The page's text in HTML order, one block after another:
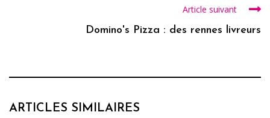
Article suivant
Domino's Pizza : des rennes livreurs
ARTICLES SIMILAIRES